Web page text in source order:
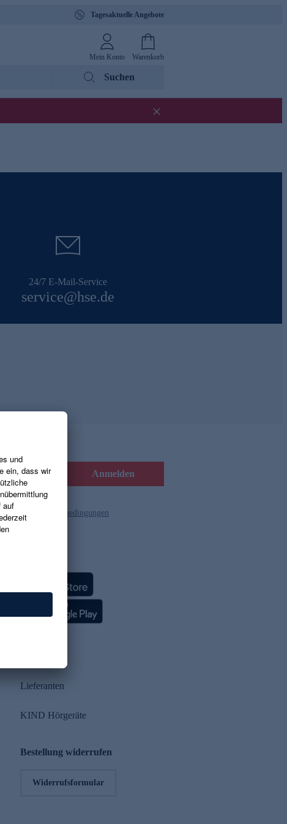
Tagesaktuelle Angebote
Mein Konto Warenkorb
Suchen
24/7 E-Mail-Service
service@hse.de
Anmelden
und die Gutscheinbedingungen
Lieferanten
KIND Hörgeräte
Bestellung widerrufen
Widerrufsformular